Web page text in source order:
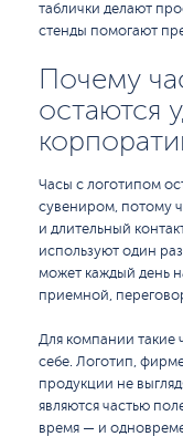
таблички делают
стенды помогают
Почему
остаются
Часы с логотипом
сувениром, потому
и длительный
используют один
может каждый день
приемной,
Для компании такие
себе. Логотип,
продукции не
являются частью
время — и